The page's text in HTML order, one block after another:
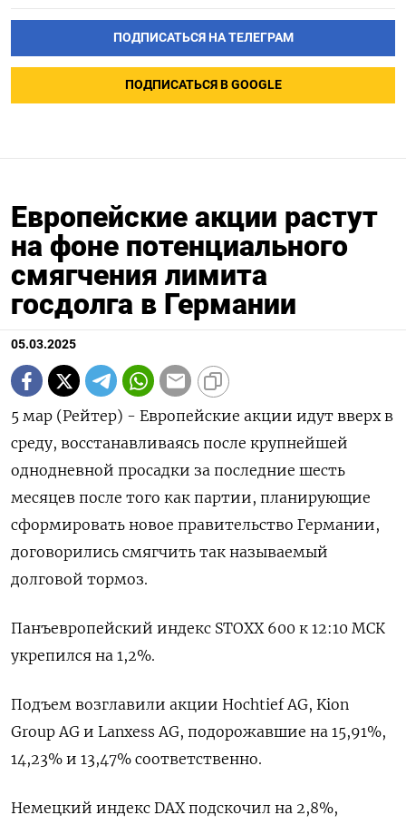
ПОДПИСАТЬСЯ НА ТЕЛЕГРАМ
ПОДПИСАТЬСЯ В GOOGLE
Европейские акции растут
на фоне потенциального
смягчения лимита
госдолга в Германии
05.03.2025
5 мар (Рейтер) - Европейские акции идут вверх в
среду, восстанавливаясь после крупнейшей
однодневной просадки за последние шесть
месяцев после того как партии, планирующие
сформировать новое правительство Германии,
договорились смягчить так называемый
долговой тормоз.
Панъевропейский индекс STOXX 600 к 12:10 МСК
укрепился на 1,2%.
Подъем возглавили акции Hochtief AG, Kion
Group AG и Lanxess AG, подорожавшие на 15,91%,
14,23% и 13,47% соответственно.
Немецкий индекс DAX подскочил на 2,8%,